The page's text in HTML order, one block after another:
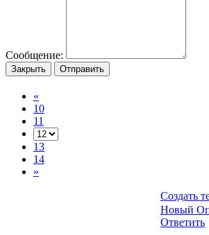
Сообщение:
Закрыть Отправить
«
10
11
13
14
»
Создать
Новый
Ответить